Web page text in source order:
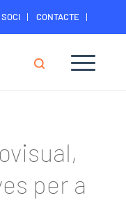
CONTACTE
per a